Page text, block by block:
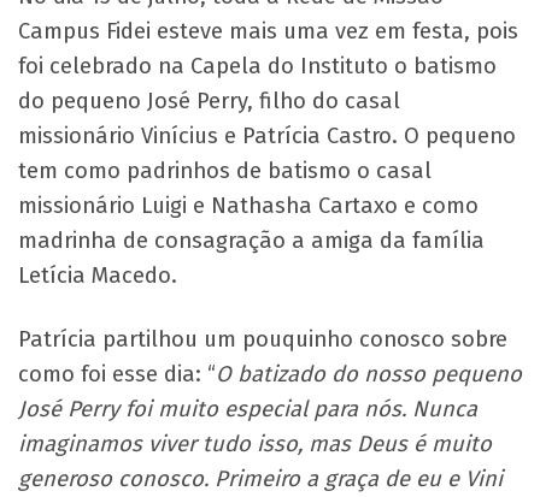
Campus Fidei esteve mais uma vez em festa, pois
foi celebrado na Capela do Instituto o batismo
do pequeno José Perry, filho do casal
missionário Vinícius e Patrícia Castro. O pequeno
tem como padrinhos de batismo o casal
missionário Luigi e Nathasha Cartaxo e como
madrinha de consagração a amiga da família
Letícia Macedo.
Patrícia partilhou um pouquinho conosco sobre
como foi esse dia: “O batizado do nosso pequeno
José Perry foi muito especial para nós. Nunca
imaginamos viver tudo isso, mas Deus é muito
generoso conosco. Primeiro a graça de eu e Vini